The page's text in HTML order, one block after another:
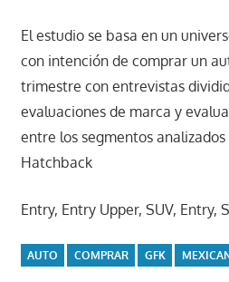
El estudio se basa en un
con intención de comprar un
trimestre con entrevistas
evaluaciones de marca y
entre los segmentos
Hatchback
Entry, Entry Upper, SUV, Entry,
AUTO COMPRAR GFK